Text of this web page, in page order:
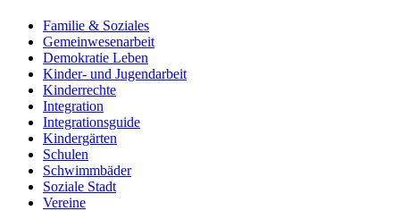
Familie & Soziales
Gemeinwesenarbeit
Demokratie Leben
Kinder- und Jugendarbeit
Kinderrechte
Integration
Integrationsguide
Kindergärten
Schulen
Schwimmbäder
Soziale Stadt
Vereine